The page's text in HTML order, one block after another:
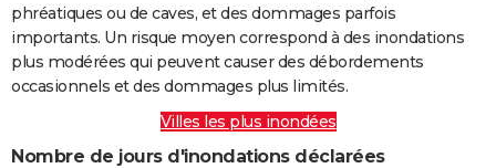
phréatiques ou de caves, et des dommages parfois
importants. Un risque moyen correspond à des inondations
plus modérées qui peuvent causer des débordements
occasionnels et des dommages plus limités.
Villes les plus inondées
Nombre de jours d'inondations déclarées